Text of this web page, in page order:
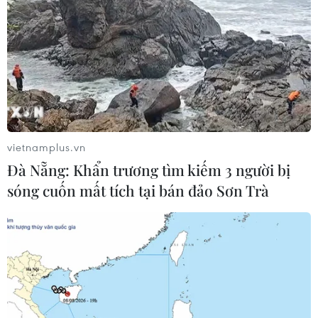
05/08/2026 09:39
Trung Quốc phóng thành công hai
vệ tinh siêu phổ Đông Phương Huệ
Nhãn
Xem thêm
CƠ QUAN CHỦ QUẢN: THÔNG TẤN XÃ VIỆT NAM
vietnamplus.vn
Đà Nẵng: Khẩn trương tìm kiếm 3 người bị
sóng cuốn mất tích tại bán đảo Sơn Trà